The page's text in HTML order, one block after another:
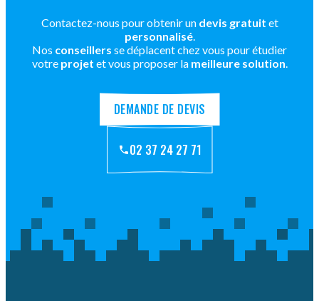
Contactez-nous pour obtenir un devis gratuit et
personnalisé.
Nos conseillers se déplacent chez vous pour étudier
votre projet et vous proposer la meilleure solution.
DEMANDE DE DEVIS
02 37 24 27 71